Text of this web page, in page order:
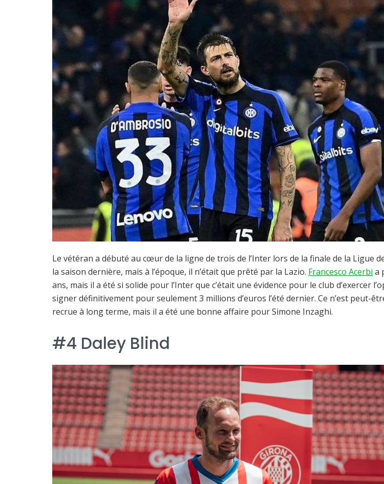
Le vétéran a débuté au cœur de la ligne de trois de l’Inter lors de la finale de la Ligue
la saison dernière, mais à l’époque, il n’était que prêté par la Lazio. Francesco Acerbi a
ans, mais il a été si solide pour l’Inter que c’était une évidence pour le club d’exercer
signer définitivement pour seulement 3 millions d’euros l’été dernier. Ce n’est peut-
recrue à long terme, mais il a été une bonne affaire pour Simone Inzaghi.
#4 Daley Blind